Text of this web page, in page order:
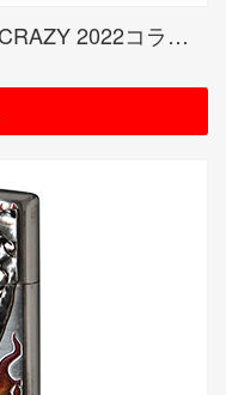
「キュウソネコカミ」RADIO CRAZY 2022コラボモデル ブラックニッケル